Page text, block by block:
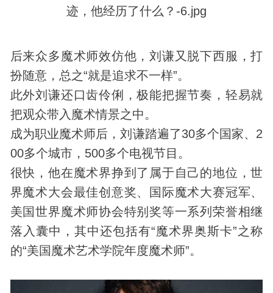
后来众多魔术师效仿他，刘谦又脱下西服，打
扮随意，总之“就是追求不一样”。
此外刘谦还口齿伶俐，极能把握节奏，轻易就
把观众带入魔术情景之中。
成为职业魔术师后，刘谦踏遍了30多个国家、2
00多个城市，500多个电视节目。
很快，他在魔术界挣到了属于自己的地位，世
界魔术大会最佳创意奖、国际魔术大赛冠军、
美国世界魔术师协会特别奖等一系列荣誉相继
落入囊中，其中还包括有“魔术界奥斯卡”之称
的“美国魔术艺术学院年度魔术师”。